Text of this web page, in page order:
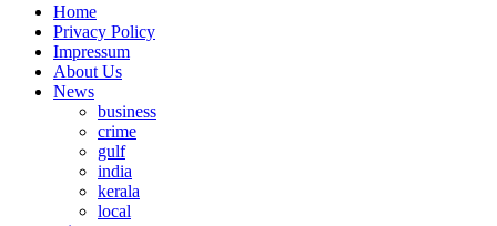
Home
Privacy Policy
Impressum
About Us
News
business
crime
gulf
india
kerala
local